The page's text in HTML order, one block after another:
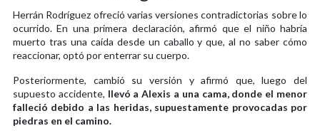
Herrán Rodríguez ofreció varias versiones contradictorias sobre lo
ocurrido. En una primera declaración, afirmó que el niño habría
muerto tras una caída desde un caballo y que, al no saber cómo
reaccionar, optó por enterrar su cuerpo.
Posteriormente, cambió su versión y afirmó que, luego del
supuesto accidente, llevó a Alexis a una cama, donde el menor
falleció debido a las heridas, supuestamente provocadas por
piedras en el camino.